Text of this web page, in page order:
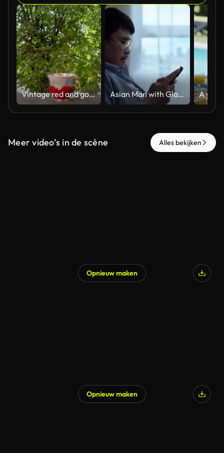
Vintage red and gold porcelain coffee cup on granite stone with bokeh green tree canopy background, focus shift, vertical video Asian Man with Glasses Sitting and Looking Thoughtful with Hand on Cheek. Pensive and Contemplative Lifestyle Portrait Indoors.
Meer video’s in de scène Alles bekijken
Opnieuw maken
Opnieuw maken